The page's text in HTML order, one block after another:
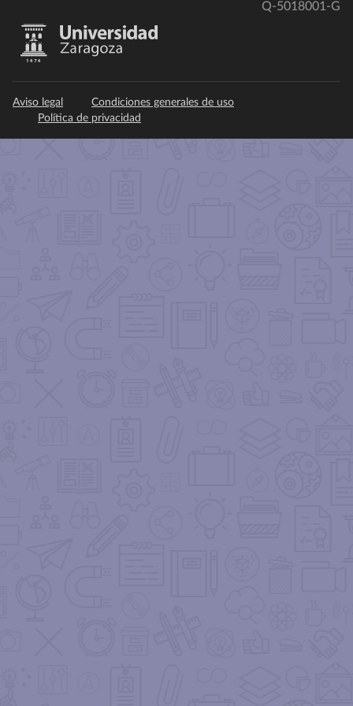
Q-5018001-G
Aviso legal
Condiciones generales de uso
Política de privacidad